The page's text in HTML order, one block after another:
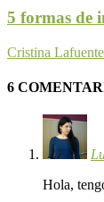
5 formas de
Cristina Lafuente
6
Hola,